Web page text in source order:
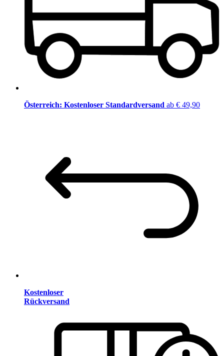
Österreich: Kostenloser Standardversand ab € 49,90
Kostenloser
Rückversand